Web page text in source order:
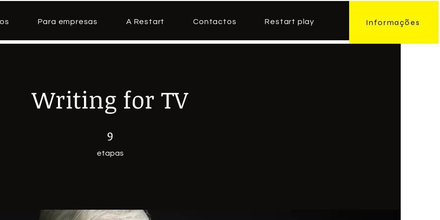
Para empresas A Restart Contactos Restart play Informações
Writing for TV
9
etapas